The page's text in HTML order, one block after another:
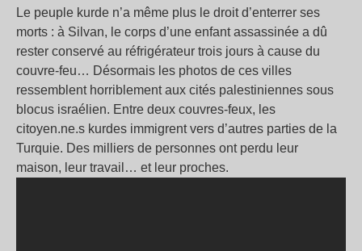
Le peuple kurde n’a même plus le droit d’enterrer ses
morts : à Silvan, le corps d’une enfant assassinée a dû
rester conservé au réfrigérateur trois jours à cause du
couvre-feu… Désormais les photos de ces villes
ressemblent horriblement aux cités palestiniennes sous
blocus israélien. Entre deux couvres-feux, les
citoyen.ne.s kurdes immigrent vers d’autres parties de la
Turquie. Des milliers de personnes ont perdu leur
maison, leur travail… et leur proches.